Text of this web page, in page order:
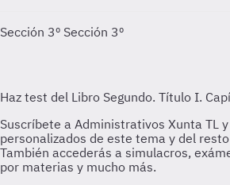
Sección 3º Sección 3º